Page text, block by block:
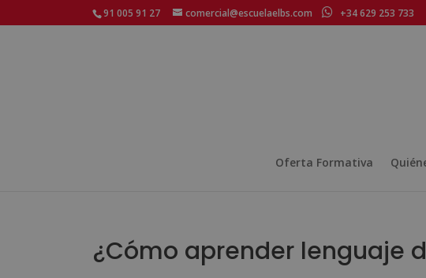
91 005 91 27 comercial@escuelaelbs.com +34 629 253 733
Oferta Formativa
¿Cómo aprender lenguaje